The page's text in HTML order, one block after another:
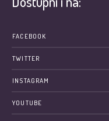
FACEBOOK
TWITTER
INSTAGRAM
YOUTUBE